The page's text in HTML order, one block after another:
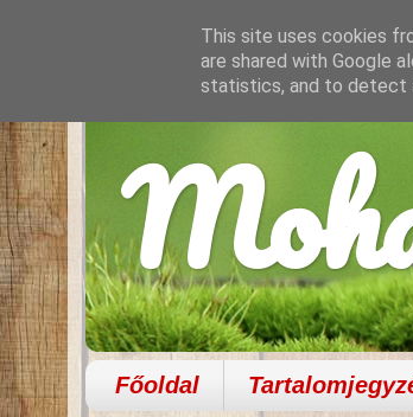
Főoldal
This site uses cookies
are shared with Google
statistics, and to detect